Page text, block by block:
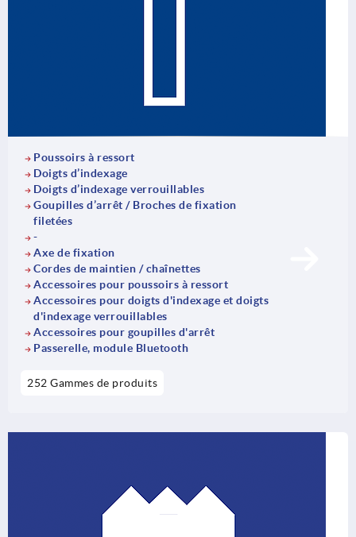
Poussoirs à ressort
Doigts d’indexage
Doigts d’indexage verrouillables
Goupilles d’arrêt / Broches de fixation
filetées
-
Axe de fixation
Cordes de maintien / chaînettes
Accessoires pour poussoirs à ressort
Accessoires pour doigts d'indexage et doigts
d'indexage verrouillables
Accessoires pour goupilles d'arrêt
Passerelle, module Bluetooth
252 Gammes de produits